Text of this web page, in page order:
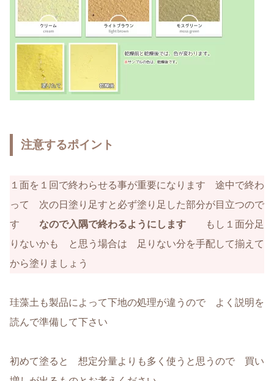
注意するポイント
１面を１回で終わらせる事が重要になります 途中で終わ
って 次の日塗り足すと必ず塗り足した部分が目立つので
す なので入隅で終わるようにします もし１面分足
りないかも と思う場合は 足りない分を手配して揃えて
から塗りましょう
珪藻土も製品によって下地の処理が違うので よく説明を
読んで準備して下さい
初めて塗ると 想定分量よりも多く使うと思うので 買い